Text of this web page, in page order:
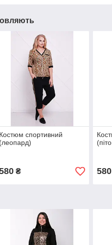
Костюм спортивний
(леопард)
₴ 580